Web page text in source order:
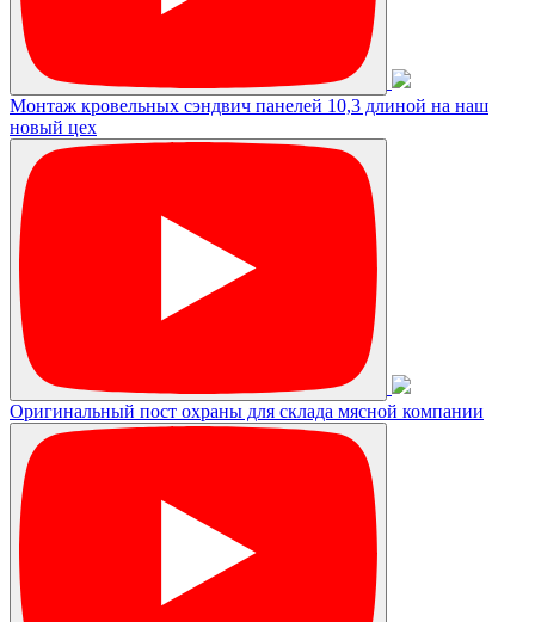
Монтаж кровельных сэндвич панелей 10,3 длиной на наш
новый цех
Оригинальный пост охраны для склада мясной компании